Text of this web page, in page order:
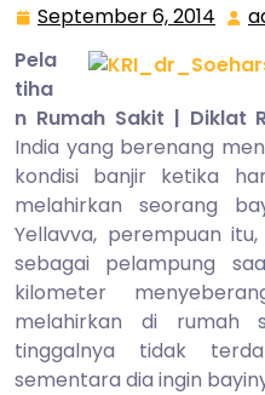
September 6, 2014
2014
Pela
tiha
n Rumah Sakit | Diklat
India yang berenang
kondisi banjir ketika
melahirkan seorang
Yellavva, perempuan
sebagai pelampung
kilometer
melahirkan di rumah
tinggalnya tidak
sementara dia ingin